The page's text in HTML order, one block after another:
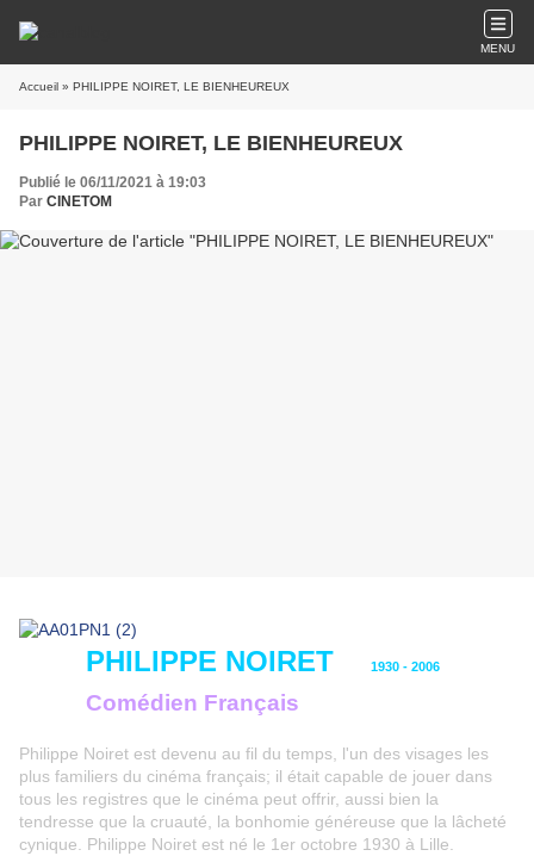
MENU
Accueil » PHILIPPE NOIRET, LE BIENHEUREUX
PHILIPPE NOIRET, LE BIENHEUREUX
Publié le 06/11/2021 à 19:03
Par CINETOM
PHILIPPE NOIRET 1930 - 2006
Comédien Français
Philippe Noiret est devenu au fil du temps, l'un des visages les
plus familiers du cinéma français; il était capable de jouer dans
tous les registres que le cinéma peut offrir, aussi bien la
tendresse que la cruauté, la bonhomie généreuse que la lâcheté
cynique. Philippe Noiret est né le 1er octobre 1930 à Lille.